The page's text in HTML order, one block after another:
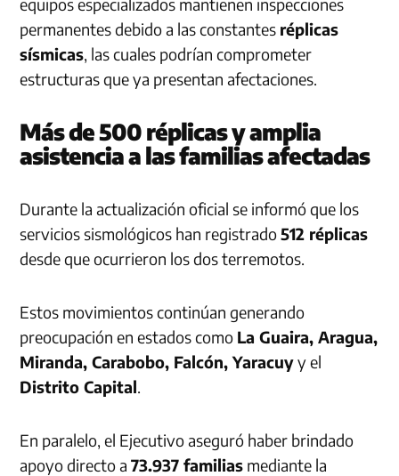
permanentes debido a las constantes réplicas
sísmicas, las cuales podrían comprometer
estructuras que ya presentan afectaciones.
Más de 500 réplicas y amplia
asistencia a las familias afectadas
Durante la actualización oficial se informó que los
servicios sismológicos han registrado512 réplicas
desde que ocurrieron los dos terremotos.
Estos movimientos continúan generando
preocupación en estados como La Guaira, Aragua,
Miranda, Carabobo, Falcón, Yaracuyy el
Distrito Capital.
En paralelo, el Ejecutivo aseguró haber brindado
apoyo directo a73.937 familias mediante la